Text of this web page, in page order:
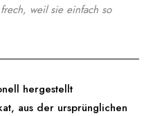
weil sie einfach so
hergestellt
aus der ursprünglichen